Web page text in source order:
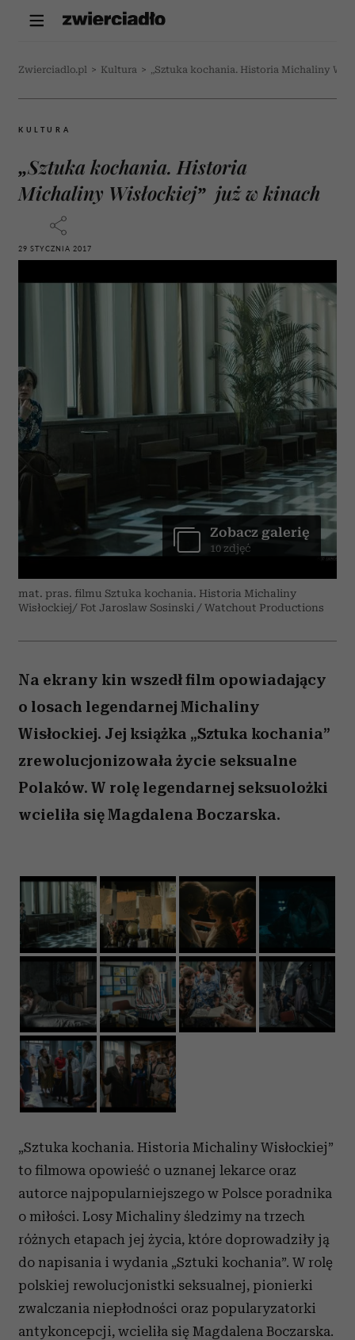
Zwierciadlo.pl > Kultura > „Sztuka kochania. Historia Michaliny
KULTURA
„Sztuka kochania. Historia
Michaliny Wisłockiej” już w kinach
29 STYCZNIA 2017
mat. pras. filmu Sztuka kochania. Historia Michaliny
Wisłockiej/ Fot Jaroslaw Sosinski / Watchout Productions
Zobacz galerię
10 zdjęć
Na ekrany kin wszedł film opowiadający
o losach legendarnej Michaliny
Wisłockiej. Jej książka „Sztuka kochania”
zrewolucjonizowała życie seksualne
Polaków. W rolę legendarnej seksuolożki
wcieliła się Magdalena Boczarska.
„Sztuka kochania. Historia Michaliny Wisłockiej”
to filmowa opowieść o uznanej lekarce oraz
autorce najpopularniejszego w Polsce poradnika
o miłości. Losy Michaliny śledzimy na trzech
różnych etapach jej życia, które doprowadziły ją
do napisania i wydania „Sztuki kochania”. W rolę
polskiej rewolucjonistki seksualnej, pionierki
zwalczania niepłodności oraz popularyzatorki
antykoncepcji, wcieliła się Magdalena Boczarska.